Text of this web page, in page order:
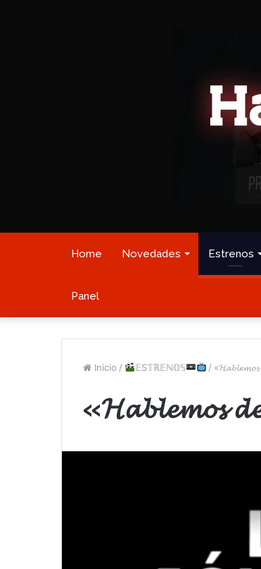
Home Novedades Estrenos
Panel
Inicio / 𝔼S𝕋ℝ𝔼ℕ𝕆𝕊 /
«𝓗𝓪𝓫𝓵𝓮𝓶𝓸𝓼